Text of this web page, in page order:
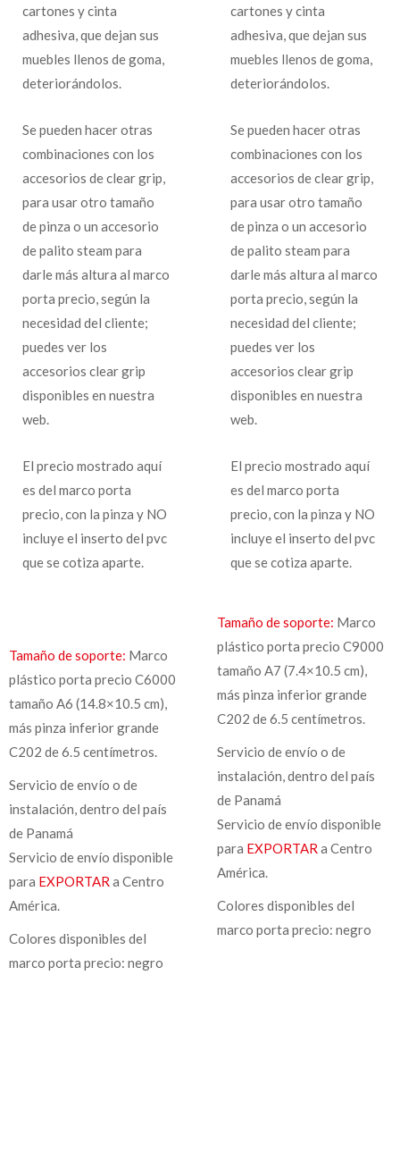
cartones y cinta
adhesiva, que dejan sus
muebles llenos de goma,
deteriorándolos.
Se pueden hacer otras
combinaciones con los
accesorios de clear grip,
para usar otro tamaño
de pinza o un accesorio
de palito steam para
darle más altura al marco
porta precio, según la
necesidad del cliente;
puedes ver los
accesorios clear grip
disponibles en nuestra
web.
El precio mostrado aquí
es del marco porta
precio, con la pinza y NO
incluye el inserto del pvc
que se cotiza aparte.
Tamaño de soporte: Marco
plástico porta precio C6000
tamaño A6 (14.8×10.5 cm),
más pinza inferior grande
C202 de 6.5 centímetros.
Servicio de envío o de
instalación, dentro del país
de Panamá
Servicio de envío disponible
para EXPORTAR a Centro
América.
Colores disponibles del
marco porta precio: negro
cartones y cinta
adhesiva, que dejan sus
muebles llenos de goma,
deteriorándolos.
Se pueden hacer otras
combinaciones con los
accesorios de clear grip,
para usar otro tamaño
de pinza o un accesorio
de palito steam para
darle más altura al marco
porta precio, según la
necesidad del cliente;
puedes ver los
accesorios clear grip
disponibles en nuestra
web.
El precio mostrado aquí
es del marco porta
precio, con la pinza y NO
incluye el inserto del pvc
que se cotiza aparte.
Tamaño de soporte: Marco
plástico porta precio C9000
tamaño A7 (7.4×10.5 cm),
más pinza inferior grande
C202 de 6.5 centímetros.
Servicio de envío o de
instalación, dentro del país
de Panamá
Servicio de envío disponible
para EXPORTAR a Centro
América.
Colores disponibles del
marco porta precio: negro